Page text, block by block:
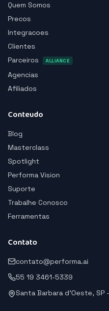
Quem Somos
Precos
Integracoes
Clientes
Parceiros
ALLIANCE
Agencias
Afiliados
Conteudo
Blog
Masterclass
Spotlight
Performa Vision
Suporte
Trabalhe Conosco
Ferramentas
Contato
contato@performa.ai
55 19 3461-5339
Santa Barbara d'Oeste, SP